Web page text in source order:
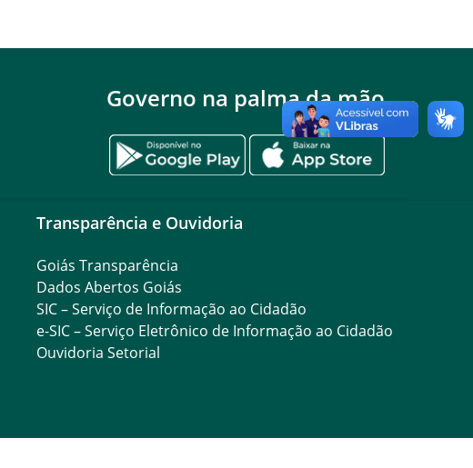
Governo na palma da mão
Transparência e Ouvidoria
Goiás Transparência
Dados Abertos Goiás
SIC – Serviço de Informação ao Cidadão
e-SIC – Serviço Eletrônico de Informação ao Cidadão
Ouvidoria Setorial